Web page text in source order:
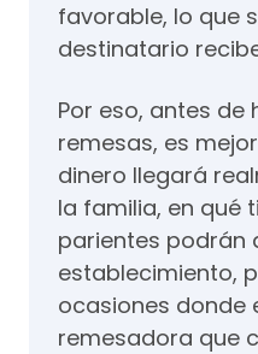
favorable, lo que
destinatario
Por eso, antes de
remesas, es
dinero llegará
la familia, en qué
parientes podrán
establecimiento,
ocasiones donde
remesadora que